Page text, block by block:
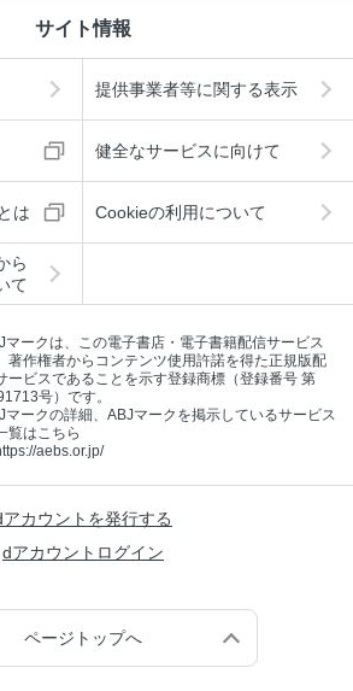
サイト情報
提供事業者等に関する表示
健全なサービスに向けて
は Cookieの利用について
ら
て
マークは、この電子書店・電子書籍配信サービス
著作権者からコンテンツ使用許諾を得た正規版配
ービスであることを示す登録商標（登録番号 第
号）です。
マークの詳細、ABJマークを掲示しているサービス
覧はこちら
aebs.or.jp/
アカウントを発行する
dアカウントログイン
ページトップへ